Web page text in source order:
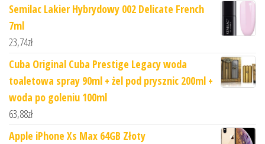
Semilac Lakier Hybrydowy 002 Delicate French
7ml
23,74zł
Cuba Original Cuba Prestige Legacy woda
toaletowa spray 90ml + żel pod prysznic 200ml +
woda po goleniu 100ml
63,88zł
Apple iPhone Xs Max 64GB Złoty